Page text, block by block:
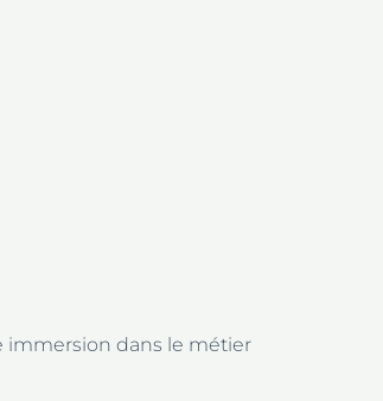
immersion dans le métier